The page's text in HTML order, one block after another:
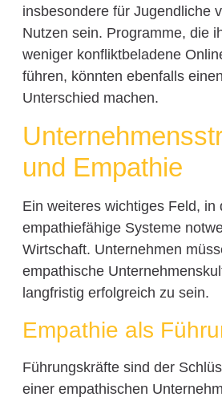
insbesondere für Jugendliche
Nutzen sein. Programme, die
weniger konfliktbeladene
führen, könnten ebenfalls
Unterschied machen.
und Empathie
Ein weiteres wichtiges Feld, in
empathiefähige Systeme
Wirtschaft. Unternehmen
empathische
langfristig erfolgreich zu sein.
Empathie als
Führungskräfte sind der
einer empathischen